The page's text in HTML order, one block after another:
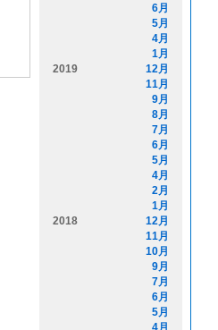
6月
5月
4月
1月
2019
12月
11月
9月
8月
7月
6月
5月
4月
2月
1月
2018
12月
11月
10月
9月
7月
6月
5月
4月